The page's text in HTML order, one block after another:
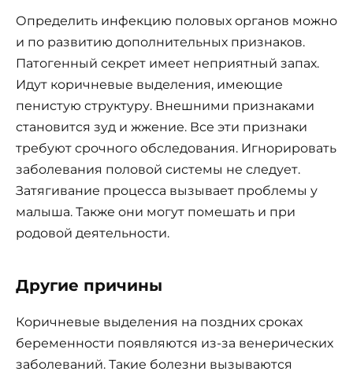
Определить инфекцию половых органов можно
и по развитию дополнительных признаков.
Патогенный секрет имеет неприятный запах.
Идут коричневые выделения, имеющие
пенистую структуру. Внешними признаками
становится зуд и жжение. Все эти признаки
требуют срочного обследования. Игнорировать
заболевания половой системы не следует.
Затягивание процесса вызывает проблемы у
малыша. Также они могут помешать и при
родовой деятельности.
Другие причины
Коричневые выделения на поздних сроках
беременности появляются из-за венерических
заболеваний. Такие болезни вызываются